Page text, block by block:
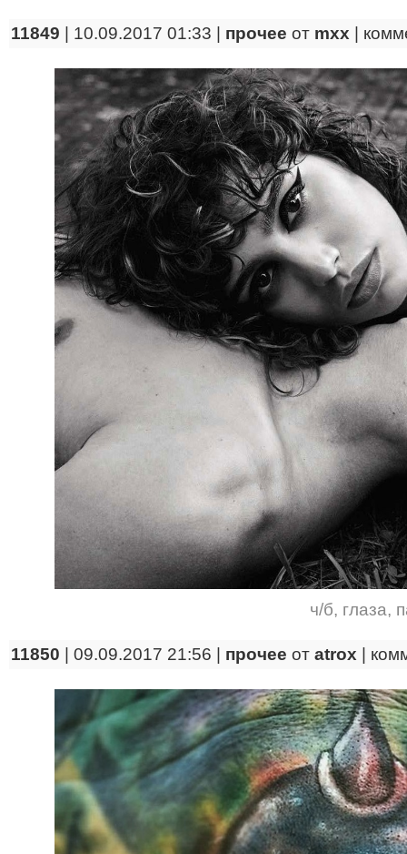
11849 | 10.09.2017 01:33 | прочее от mxx
ч/б, глаза,
11850 | 09.09.2017 21:56 | прочее от atrox